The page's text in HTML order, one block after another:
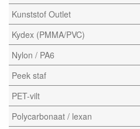
Kunststof Outlet
Kydex (PMMA/PVC)
Nylon / PA6
Peek staf
PET-vilt
Polycarbonaat / lexan